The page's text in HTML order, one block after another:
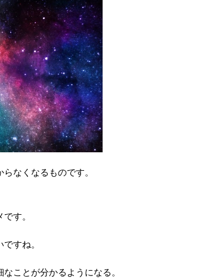
なくなるものです。
す。
すね。
ことが分かるようになる。